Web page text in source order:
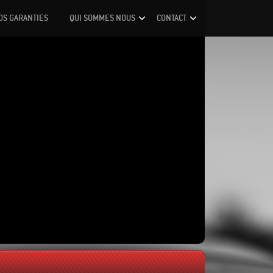
GARANTIES QUI SOMMES NOUS CONTACT